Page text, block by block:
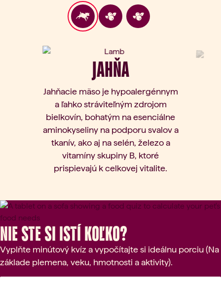
JAHŇA
Jahňacie mäso je hypoalergénnym
a ľahko stráviteľným zdrojom
bielkovín, bohatým na esenciálne
aminokyseliny na podporu svalov a
tkanív, ako aj na selén, železo a
vitamíny skupiny B, ktoré
prispievajú k celkovej vitalite.
Nie ste si istí koľko?
Vyplňte minútový kvíz a vypočítajte si ideálnu porciu (Na
základe plemena, veku, hmotnosti a aktivity).